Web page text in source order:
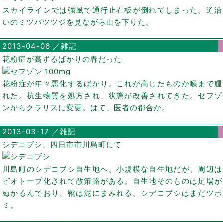
スカイラインでは強風で通行止看板が倒れてしまった。道沿
いのミツバツツジを見ながら山を下りた。
2013-04-06 ／雑記
花粉症が高ずるばかりの春だった
花粉症が年々悪化するばかり。これが高じたものか喉まで腫
れた。抗生物質を処方され、状態が改善されてきた。セフゾ
ンからクラリスに変更。はて、医者の都合か。
2013-03-17 ／雑記
シデコブシ、四日市市川島町にて
川島町のシデコブシ自生地へ。小規模な自生地だが、周辺は
ビオトープ化されて散策路がある。自生地そのものは足場が
ぬかるんでおり、靴は泥にまみれる。シデコブシはまだツボ
ミ。